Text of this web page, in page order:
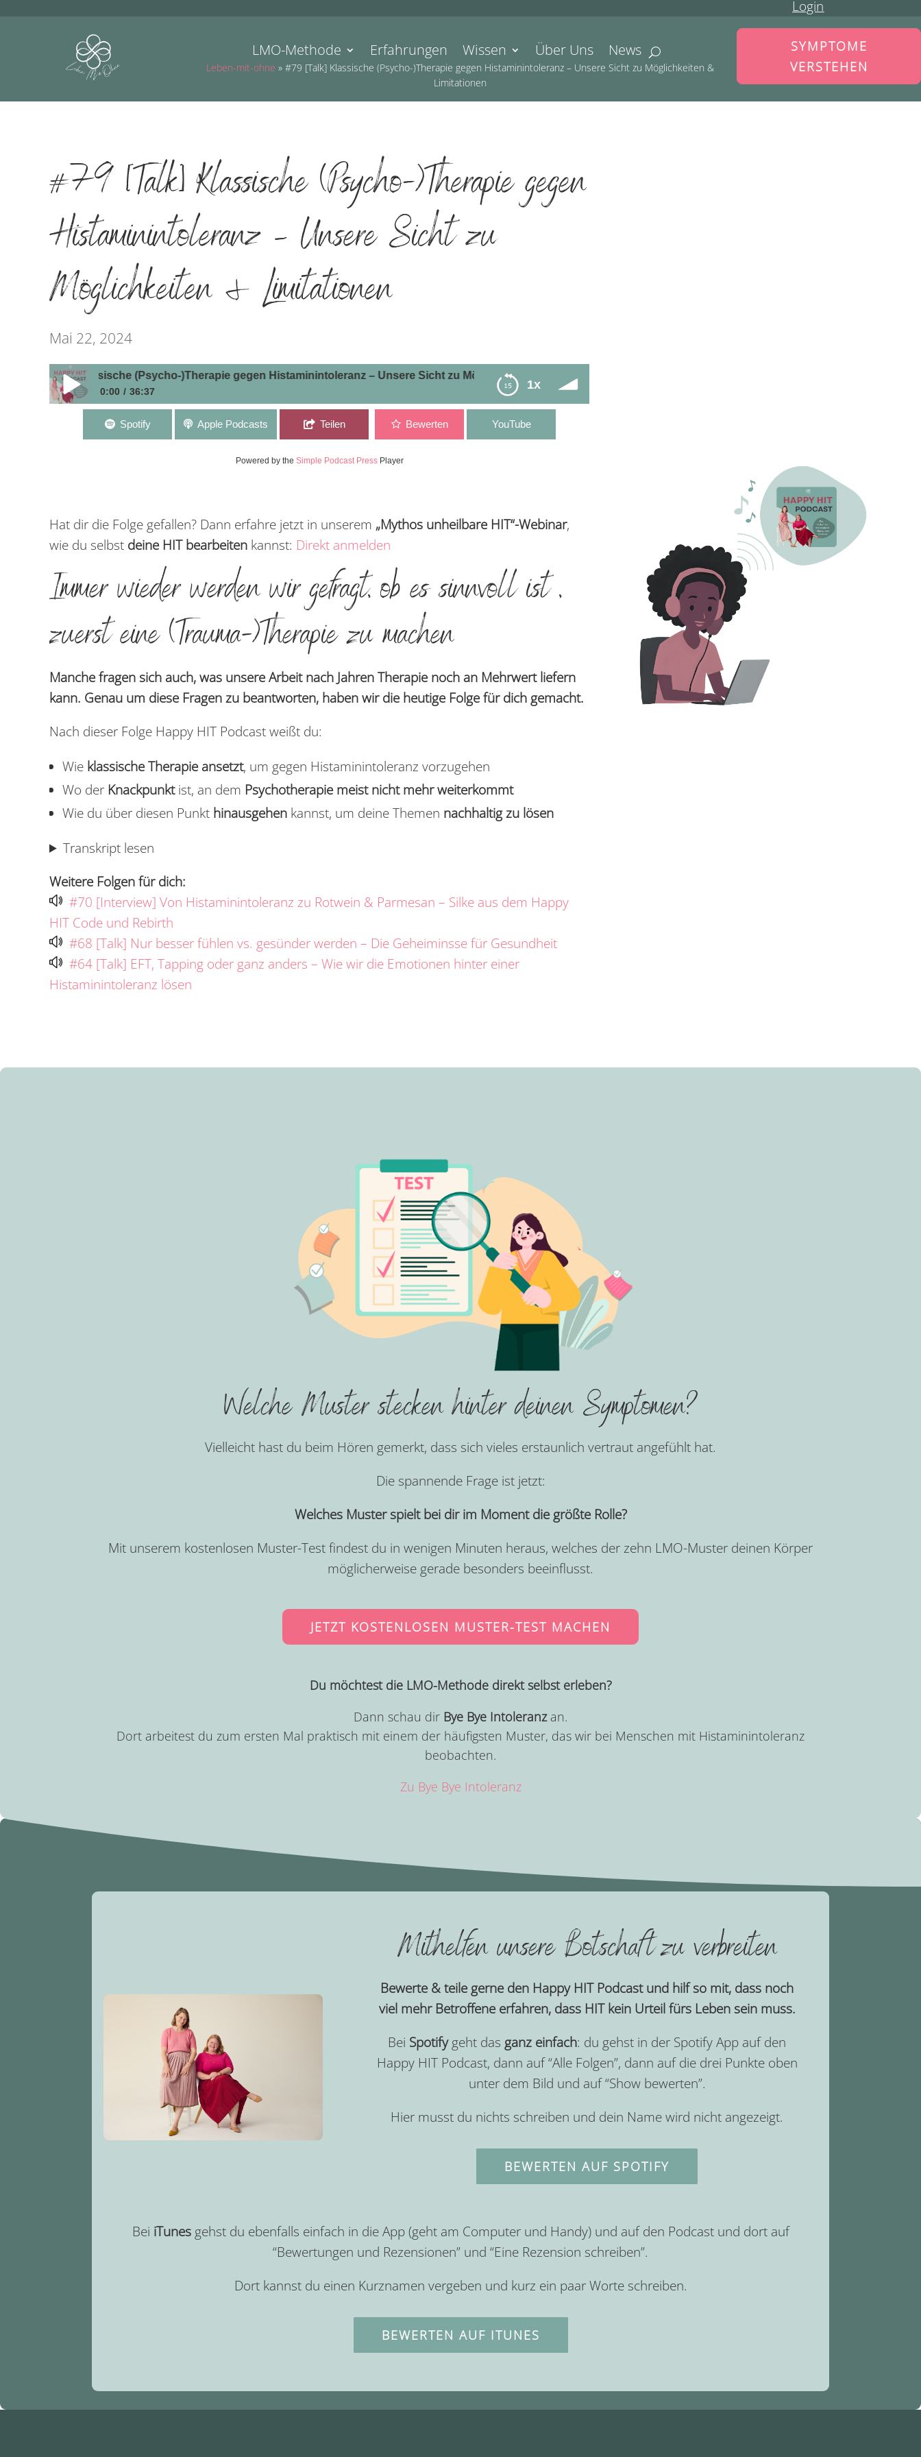
Login
LMO-Methode Erfahrungen Wissen Über Uns News
Leben-mit-ohne »#79 [Talk] Klassische (Psycho-)Therapie gegen Histaminintoleranz – Unsere Sicht zu Möglichkeiten &
Limitationen
SYMPTOME
VERSTEHEN
#79 [Talk] Klassische (Psycho-)Therapie gegen
Histaminintoleranz – Unsere Sicht zu
Möglichkeiten & Limitationen
Mai 22, 2024
1x
[Talk] Klassische (Psycho-)Therapie gegen Histaminintoleranz – Unsere Sicht zu Möglichkeiten & Limitationen
0:00 36:37
#79 [Talk] Klassische (Psycho-)Therapie gegen Histaminintoleranz – Unsere Sicht zu Möglichkeiten &
Limitationen
Spotify Apple Podcasts Teilen Bewerten YouTube
Powered by the Simple Podcast PressPlayer
Hat dir die Folge gefallen? Dann erfahre jetzt in unserem „Mythos unheilbare HIT“-Webinar,
wie du selbst deine HIT bearbeiten kannst: Direkt anmelden
Immer wieder werden wir gefragt, ob es sinnvoll ist ,
zuerst eine (Trauma-)Therapie zu machen
Manche fragen sich auch, was unsere Arbeit nach Jahren Therapie noch an Mehrwert liefern
kann. Genau um diese Fragen zu beantworten, haben wir die heutige Folge für dich gemacht.
Nach dieser Folge Happy HIT Podcast weißt du:
Wie klassische Therapie ansetzt, um gegen Histaminintoleranz vorzugehen
Wo der Knackpunkt ist, an dem Psychotherapie meist nicht mehr weiterkommt
Wie du über diesen Punkt hinausgehen kannst, um deine Themen nachhaltig zu lösen
Transkript lesen
Weitere Folgen für dich:
#70 [Interview] Von Histaminintoleranz zu Rotwein & Parmesan – Silke aus dem Happy
HIT Code und Rebirth
#68 [Talk] Nur besser fühlen vs. gesünder werden – Die Geheiminsse für Gesundheit
#64 [Talk] EFT, Tapping oder ganz anders – Wie wir die Emotionen hinter einer
Histaminintoleranz lösen
Welche Muster stecken hinter deinen Symptomen?
Vielleicht hast du beim Hören gemerkt, dass sich vieles erstaunlich vertraut angefühlt hat.
Die spannende Frage ist jetzt:
Welches Muster spielt bei dir im Moment die größte Rolle?
Mit unserem kostenlosen Muster-Test findest du in wenigen Minuten heraus, welches der zehn LMO-Muster deinen Körper
möglicherweise gerade besonders beeinflusst.
JETZT KOSTENLOSEN MUSTER-TEST MACHEN
Du möchtest die LMO-Methode direkt selbst erleben?
Dann schau dir Bye Bye Intoleranzan.
Dort arbeitest du zum ersten Mal praktisch mit einem der häufigsten Muster, das wir bei Menschen mit Histaminintoleranz
beobachten.
Zu Bye Bye Intoleranz
Mithelfen unsere Botschaft zu verbreiten
Bewerte & teile gerne den Happy HIT Podcast und hilf so mit, dass noch
viel mehr Betroffene erfahren, dass HIT kein Urteil fürs Leben sein muss.
Bei Spotifygeht das ganz einfach: du gehst in der Spotify App auf den
Happy HIT Podcast, dann auf “Alle Folgen”, dann auf die drei Punkte oben
unter dem Bild und auf “Show bewerten”.
Hier musst du nichts schreiben und dein Name wird nicht angezeigt.
BEWERTEN AUF SPOTIFY
Bei iTunes gehst du ebenfalls einfach in die App (geht am Computer und Handy) und auf den Podcast und dort auf
“Bewertungen und Rezensionen” und “Eine Rezension schreiben”.
Dort kannst du einen Kurznamen vergeben und kurz ein paar Worte schreiben.
BEWERTEN AUF ITUNES